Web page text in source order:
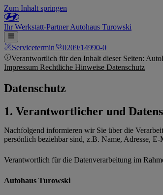
Zum Inhalt springen
IhrWerkstatt-PartnerAutohaus Turowski
Servicetermin
0209/14990-0
Verantwortlich für den Inhalt dieser Seiten:
Impressum Rechtliche Hinweise Datenschutz
Datenschutz
Verantwortlicher und
Nachfolgend informieren wir Sie über die
persönlich beziehbar sind, z.B. Name, Adresse,
Verantwortlich für die Datenverarbeitung im
Autohaus Turowski